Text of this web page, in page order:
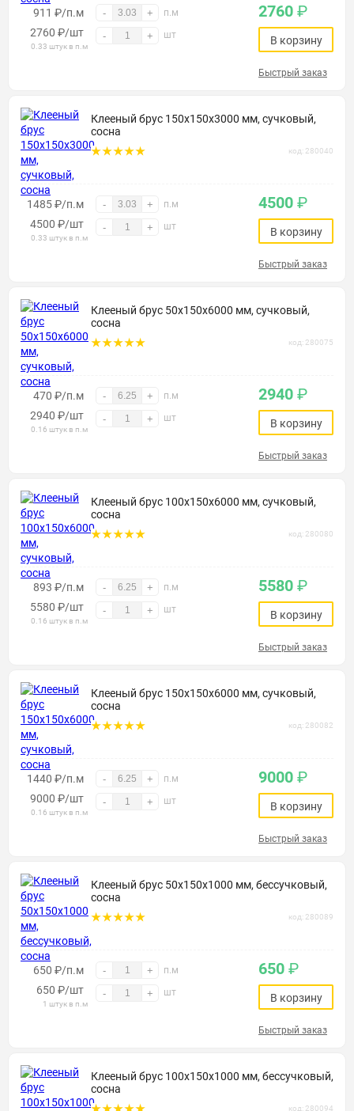
911 ₽/п.м - + п.м
2760 ₽/шт
0.33 штук в п.м
- + шт
2760 ₽
В корзину
Быстрый заказ
Клееный брус 150х150х3000 мм, сучковый,
сосна
код: 280040
1485 ₽/п.м - + п.м
4500 ₽/шт
0.33 штук в п.м
- + шт
4500 ₽
В корзину
Быстрый заказ
Клееный брус 50х150х6000 мм, сучковый,
сосна
код: 280075
470 ₽/п.м - + п.м
2940 ₽/шт
0.16 штук в п.м
- + шт
2940 ₽
В корзину
Быстрый заказ
Клееный брус 100х150х6000 мм, сучковый,
сосна
код: 280080
893 ₽/п.м - + п.м
5580 ₽/шт
0.16 штук в п.м
- + шт
5580 ₽
В корзину
Быстрый заказ
Клееный брус 150х150х6000 мм, сучковый,
сосна
код: 280082
1440 ₽/п.м - + п.м
9000 ₽/шт
0.16 штук в п.м
- + шт
9000 ₽
В корзину
Быстрый заказ
Клееный брус 50х150х1000 мм, бессучковый,
сосна
код: 280089
650 ₽/п.м - + п.м
650 ₽/шт
1 штук в п.м
- + шт
650 ₽
В корзину
Быстрый заказ
Клееный брус 100х150х1000 мм, бессучковый,
сосна
код: 280094